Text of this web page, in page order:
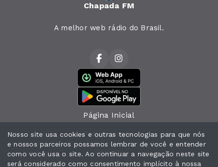
Chapada FM
A melhor web rádio do Brasil.
Página Inicial
Programação
Notícias
Nosso site usa cookies e outras tecnologias para que nós
e nossos parceiros possamos lembrar de você e entender
como você usa o site. Ao continuar a navegação neste site
será considerado como consentimento implícito à nossa